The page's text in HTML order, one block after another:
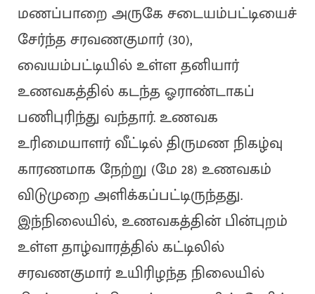
மணப்பாறை அருகே சடையம்பட்டியைச்
சேர்ந்த சரவணகுமார் (30),
வையம்பட்டியில் உள்ள தனியார்
உணவகத்தில் கடந்த ஓராண்டாகப்
பணிபுரிந்து வந்தார். உணவக
உரிமையாளர் வீட்டில் திருமண நிகழ்வு
காரணமாக நேற்று (மே 28) உணவகம்
விடுமுறை அளிக்கப்பட்டிருந்தது.
இந்நிலையில், உணவகத்தின் பின்புறம்
உள்ள தாழ்வாரத்தில் கட்டிலில்
சரவணகுமார் உயிரிழந்த நிலையில்